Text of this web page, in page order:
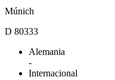
Múnich
D 80333
Alemania
-
Internacional